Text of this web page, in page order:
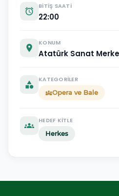
alarm
BITIŞ SAATI
22:00
location_on
KONUM
Atatürk Sanat
category
KATEGORILER
diversity_3Opera ve Bale
groups
HEDEF KITLE
Herkes